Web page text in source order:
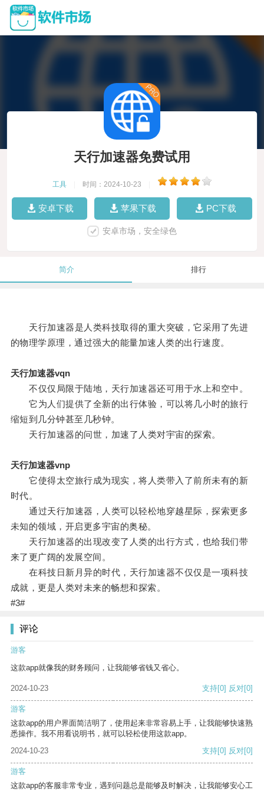
天行加速器免费试用
工具 时间：2024-10-23
安卓下载 苹果下载 PC下载
安卓市场，安全绿色
简介 排行
天行加速器是人类科技取得的重大突破，它采用了先进
的物理学原理，通过强大的能量加速人类的出行速度。
天行加速器vqn
不仅仅局限于陆地，天行加速器还可用于水上和空中。
它为人们提供了全新的出行体验，可以将几小时的旅行
缩短到几分钟甚至几秒钟。
天行加速器的问世，加速了人类对宇宙的探索。
天行加速器vnp
它使得太空旅行成为现实，将人类带入了前所未有的新
时代。
通过天行加速器，人类可以轻松地穿越星际，探索更多
未知的领域，开启更多宇宙的奥秘。
天行加速器的出现改变了人类的出行方式，也给我们带
来了更广阔的发展空间。
在科技日新月异的时代，天行加速器不仅仅是一项科技
成就，更是人类对未来的畅想和探索。
#3#
评论
游客
这款app就像我的财务顾问，让我能够省钱又省心。
2024-10-23 支持[0] 反对[0]
游客
这款app的用户界面简洁明了，使用起来非常容易上手，让我能够快速熟
悉操作。我不用看说明书，就可以轻松使用这款app。
2024-10-23
支持[0] 反对[0]
游客
这款app的客服非常专业，遇到问题总是能够及时解决，让我能够安心工